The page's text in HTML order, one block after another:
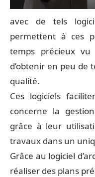
avec de tels
permettent à ces
temps précieux
d’obtenir en peu de
qualité.
Ces logiciels
concerne la
grâce à leur
travaux dans un
Grâce au logiciel
réaliser des plans